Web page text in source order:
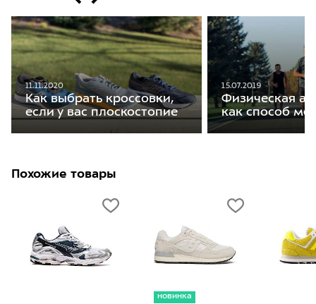
11.11.2020
Как выбрать кроссовки,
если у вас плоскостопие
15.07.2019
Физическая
как способ
Похожие товары
новинка